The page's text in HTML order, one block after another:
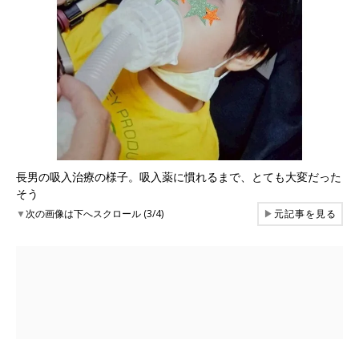
長男の吸入治療の様子。吸入薬に慣れるまで、とても大変だった
そう
▼次の画像は下へスクロール (3/4) ▶元記事を見る